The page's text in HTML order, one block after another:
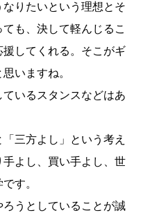
りたいという理想とそ
も、決して軽んじるこ
してくれる。そこがギ
いますね。
いるスタンスなどはあ
三方よし」という考え
よし、買い手よし、世
す。
うとしていることが誠